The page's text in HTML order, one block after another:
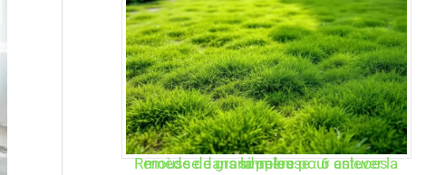
Remède de grand-mère pour enlever la mousse dans la pelouse : 6 astuces simples